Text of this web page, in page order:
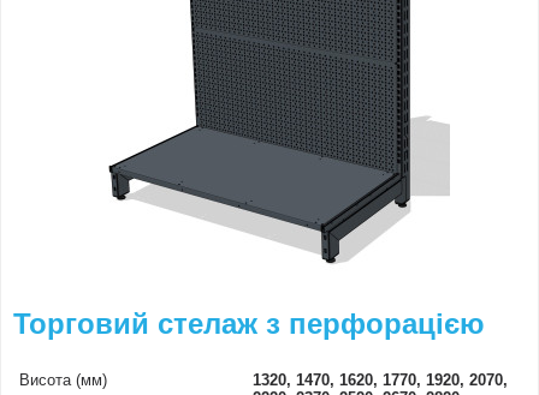
Торговий стелаж з перфорацією
Висота (мм)
1320, 1470, 1620, 1770, 1920, 2070,